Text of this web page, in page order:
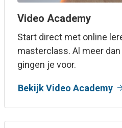
Video Academy
Start direct met online
masterclass. Al meer
gingen je voor.
Bekijk Video Academy